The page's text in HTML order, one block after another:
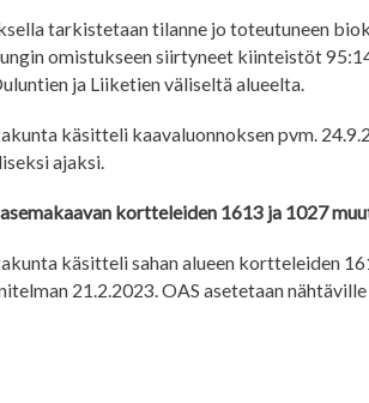
tarkistetaan tilanne jo toteutuneen
omistukseen siirtyneet kiinteistöt
ja Liiketien väliseltä alueelta.
käsitteli kaavaluonnoksen pvm.
ajaksi.
asemakaavan kortteleiden 1613 ja 1027
käsitteli sahan alueen kortteleiden
21.2.2023. OAS asetetaan